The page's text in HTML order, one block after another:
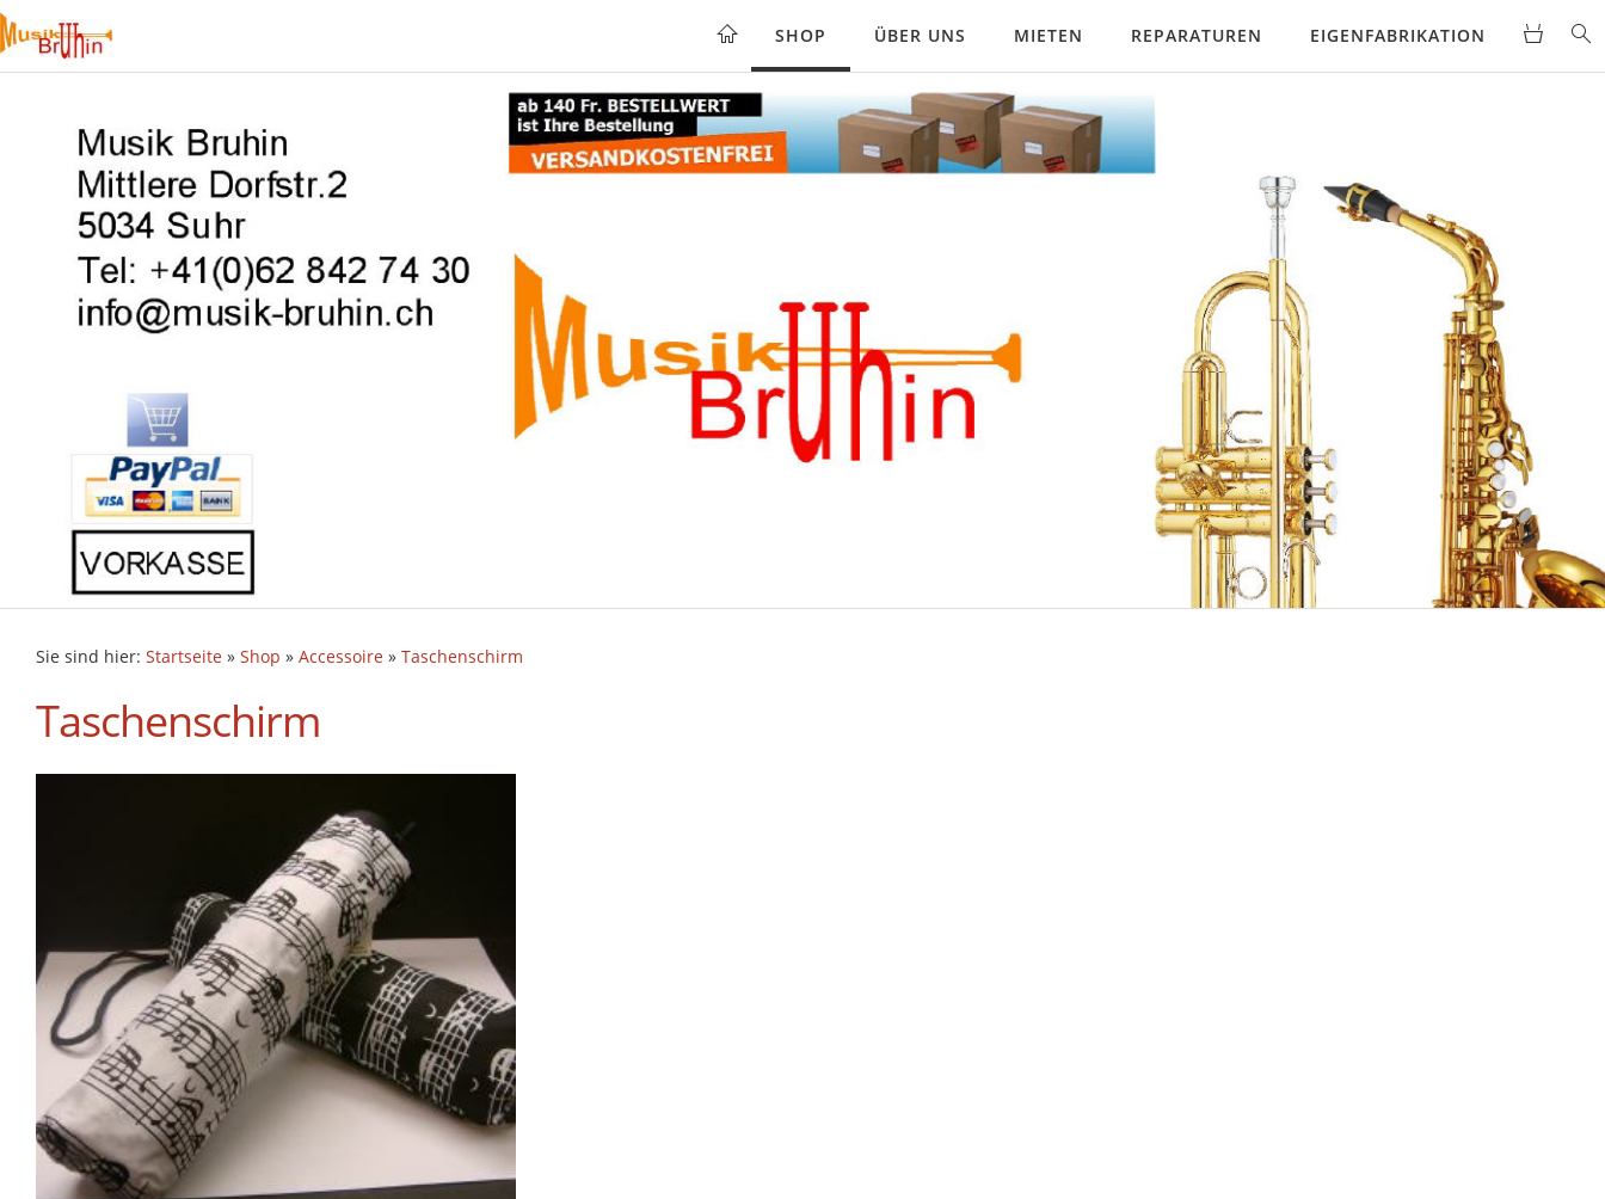
SHOP ÜBER UNS MIETEN REPARATUREN EIGENFABRIKATION
Sie sind hier: Startseite » Shop » Accessoire » Taschenschirm
Taschenschirm